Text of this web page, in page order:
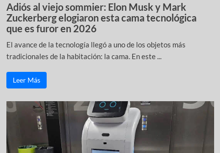
Adiós al viejo sommier: Elon Musk y Mark
Zuckerberg elogiaron esta cama tecnológica
que es furor en 2026
El avance de la tecnología llegó a uno de los objetos más
tradicionales de la habitación: la cama. En este ...
Leer Más